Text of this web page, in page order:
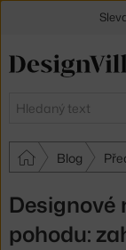
Hledat
Blog
Designové
pohodu: